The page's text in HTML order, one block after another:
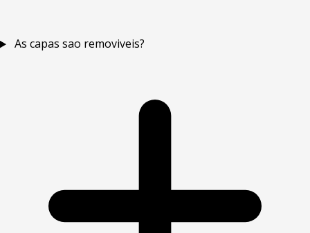
As capas sao removiveis?